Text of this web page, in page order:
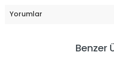
Yorumlar
Benzer